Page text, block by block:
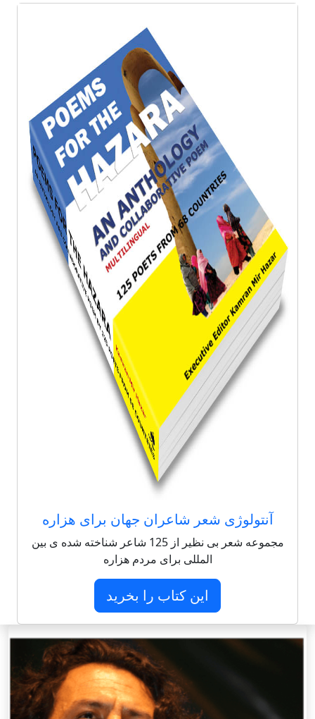
آنتولوژی شعر شاعران جهان برای هزاره
مجموعه شعر بی نظیر از 125 شاعر شناخته شده ی بین
المللی برای مردم هزاره
این کتاب را بخرید